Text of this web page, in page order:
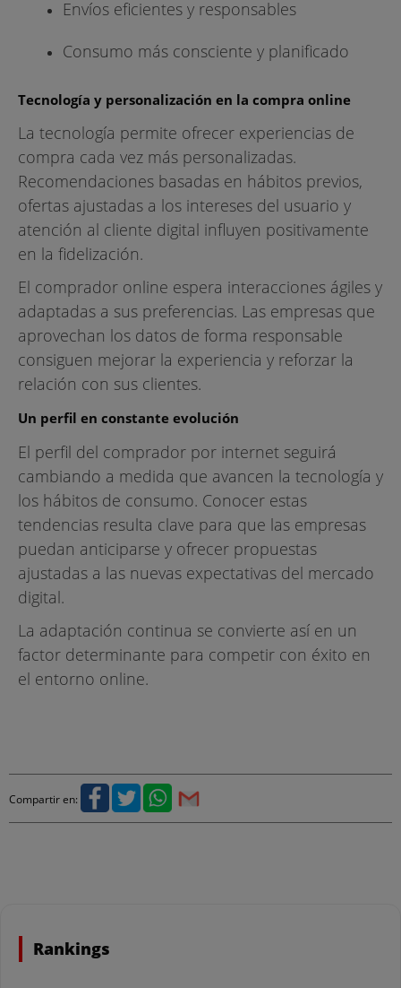
Envíos eficientes y responsables
Consumo más consciente y planificado
Tecnología y personalización en la compra online
La tecnología permite ofrecer experiencias de
compra cada vez más personalizadas.
Recomendaciones basadas en hábitos previos,
ofertas ajustadas a los intereses del usuario y
atención al cliente digital influyen positivamente
en la fidelización.
El comprador online espera interacciones ágiles y
adaptadas a sus preferencias. Las empresas que
aprovechan los datos de forma responsable
consiguen mejorar la experiencia y reforzar la
relación con sus clientes.
Un perfil en constante evolución
El perfil del comprador por internet seguirá
cambiando a medida que avancen la tecnología y
los hábitos de consumo. Conocer estas
tendencias resulta clave para que las empresas
puedan anticiparse y ofrecer propuestas
ajustadas a las nuevas expectativas del mercado
digital.
La adaptación continua se convierte así en un
factor determinante para competir con éxito en
el entorno online.
Compartir en:
Rankings